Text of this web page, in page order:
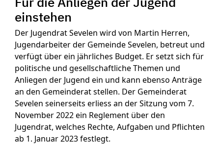
einstehen
Der Jugendrat Sevelen wird von Martin Herren,
Jugendarbeiter der Gemeinde Sevelen, betreut und
verfügt über ein jährliches Budget. Er setzt sich für
politische und gesellschaftliche Themen und
Anliegen der Jugend ein und kann ebenso Anträge
an den Gemeinderat stellen. Der Gemeinderat
Sevelen seinerseits erliess an der Sitzung vom 7.
November 2022 ein Reglement über den
Jugendrat, welches Rechte, Aufgaben und Pflichten
ab 1. Januar 2023 festlegt.